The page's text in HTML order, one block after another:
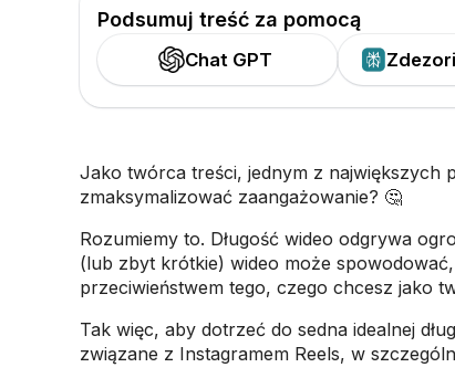
Podsumuj treść za pomocą
Chat GPT
Jako twórca treści, jednym z największych
zmaksymalizować zaangażowanie? 🤔
Rozumiemy to. Długość wideo odgrywa
(lub zbyt krótkie) wideo może
przeciwieństwem tego, czego chcesz jako
Tak więc, aby dotrzeć do sedna idealnej
związane z Instagramem Reels, w